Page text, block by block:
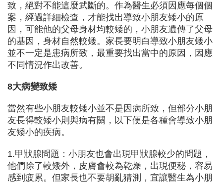
致，絕對不能這麼武斷的。作為醫生必須因應每個個
案，經過詳細檢查，才能找出導致小朋友矮小的原
因，可能他的父母身材均較矮的，小朋友遺傳了父母
的基因，身材自然較矮。家長要明白導致小朋友矮小
並不一定是患病所致，最重要找出當中的原因，因應
不同情況作出改善。
8大病變致矮
當然有些小朋友較矮小並不是因病所致，但部分小朋
友長得較矮小則與病有關，以下便是各種會導致小朋
友矮小的疾病。
1.甲狀腺問題：小朋友也會出現甲狀腺較少的問題，
他們除了較矮外，皮膚會較為乾燥，出現便秘，容易
感到疲累。但家長也不要胡亂猜測，宜讓醫生為小朋